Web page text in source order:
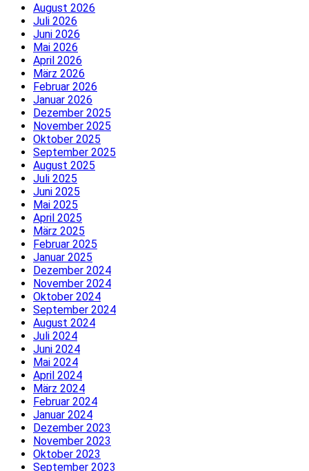
August 2026
Juli 2026
Juni 2026
Mai 2026
April 2026
März 2026
Februar 2026
Januar 2026
Dezember 2025
November 2025
Oktober 2025
September 2025
August 2025
Juli 2025
Juni 2025
Mai 2025
April 2025
März 2025
Februar 2025
Januar 2025
Dezember 2024
November 2024
Oktober 2024
September 2024
August 2024
Juli 2024
Juni 2024
Mai 2024
April 2024
März 2024
Februar 2024
Januar 2024
Dezember 2023
November 2023
Oktober 2023
September 2023